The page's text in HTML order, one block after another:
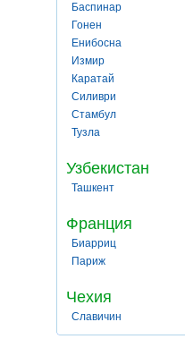
Баспинар
Гонен
Енибосна
Измир
Каратай
Силиври
Стамбул
Тузла
Узбекистан
Ташкент
Франция
Биарриц
Париж
Чехия
Славичин